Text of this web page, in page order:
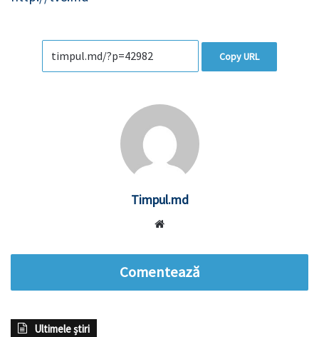
Copy URL
Timpul.md
Comentează
Ultimele știri